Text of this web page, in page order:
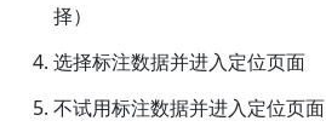
择）
选择标注数据并进入定位页面
不试用标注数据并进入定位页面